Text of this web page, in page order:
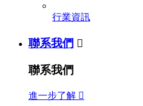
行業資訊
聯系我們 
聯系我們
進一步了解 